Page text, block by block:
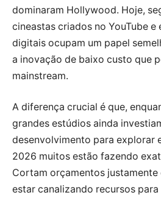
dominaram Hollywood. Hoje,
cineastas criados no YouTube
digitais ocupam um papel
a inovação de baixo custo que
mainstream.
A diferença crucial é que,
grandes estúdios ainda
desenvolvimento para explorar
2026 muitos estão fazendo
Cortam orçamentos justamente
estar canalizando recursos